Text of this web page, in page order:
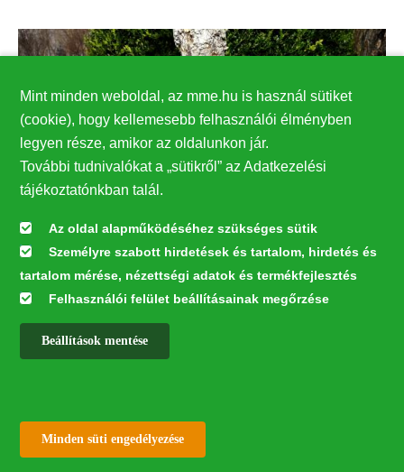
Mint minden weboldal, az mme.hu is használ sütiket
(cookie), hogy kellemesebb felhasználói élményben
legyen része, amikor az oldalunkon jár.
További tudnivalókat a „sütikről” az Adatkezelési
tájékoztatónkban talál.
Az oldal alapműködéséhez szükséges sütik
Személyre szabott hirdetések és tartalom, hirdetés és
tartalom mérése, nézettségi adatok és termékfejlesztés
Felhasználói felület beállításainak megőrzése
Beállítások mentése
Minden süti engedélyezése